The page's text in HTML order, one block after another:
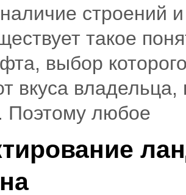
строений
такое
выбор
вкуса
Поэтому любое